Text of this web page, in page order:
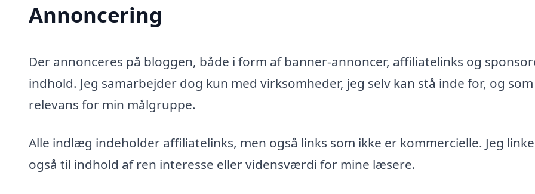
Annoncering
Der annonceres på bloggen, både i form af banner-annoncer, affiliatelinks og
indhold. Jeg samarbejder dog kun med virksomheder, jeg selv kan stå inde for, og
relevans for min målgruppe.
Alle indlæg indeholder affiliatelinks, men også links som ikke er kommercielle. Jeg
også til indhold af ren interesse eller vidensværdi for mine læsere.